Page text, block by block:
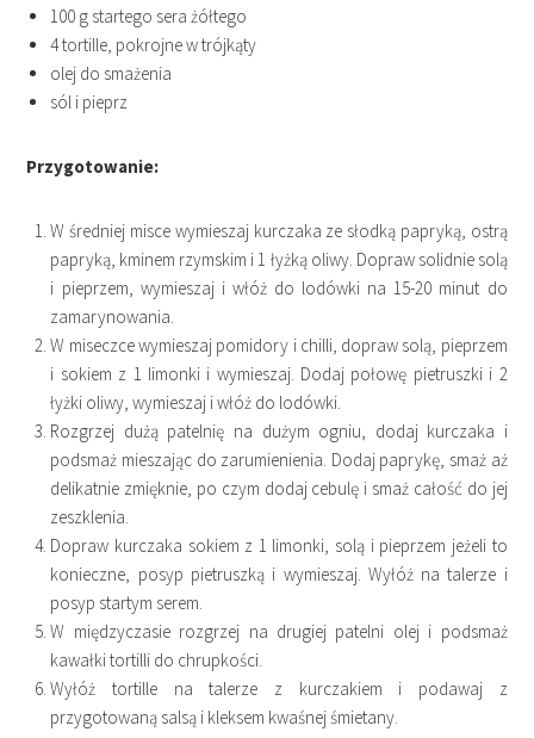
100 g startego sera żółtego
4 tortille, pokrojne w trójkąty
olej do smażenia
sól i pieprz
Przygotowanie:
W średniej misce wymieszaj kurczaka ze słodką papryką, ostrą
papryką, kminem rzymskim i 1 łyżką oliwy. Dopraw solidnie solą
i pieprzem, wymieszaj i włóż do lodówki na 15-20 minut do
zamarynowania.
W miseczce wymieszaj pomidory i chilli, dopraw solą, pieprzem
i sokiem z 1 limonki i wymieszaj. Dodaj połowę pietruszki i 2
łyżki oliwy, wymieszaj i włóż do lodówki.
Rozgrzej dużą patelnię na dużym ogniu, dodaj kurczaka i
podsmaż mieszając do zarumienienia. Dodaj paprykę, smaż aż
delikatnie zmięknie, po czym dodaj cebulę i smaż całość do jej
zeszklenia.
Dopraw kurczaka sokiem z 1 limonki, solą i pieprzem jeżeli to
konieczne, posyp pietruszką i wymieszaj. Wyłóż na talerze i
posyp startym serem.
W międzyczasie rozgrzej na drugiej patelni olej i podsmaż
kawałki tortilli do chrupkości.
Wyłóż tortille na talerze z kurczakiem i podawaj z
przygotowaną salsą i kleksem kwaśnej śmietany.